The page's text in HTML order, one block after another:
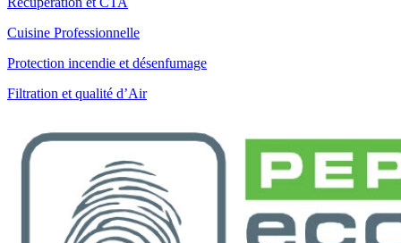
Cuisine Professionnelle
Protection incendie et désenfumage
Filtration et qualité d’Air